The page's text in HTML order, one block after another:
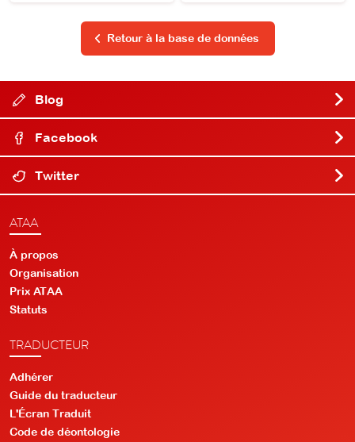
Retour à la base de données
Blog
Facebook
Twitter
ATAA
À propos
Organisation
Prix ATAA
Statuts
TRADUCTEUR
Adhérer
Guide du traducteur
L'Écran Traduit
Code de déontologie